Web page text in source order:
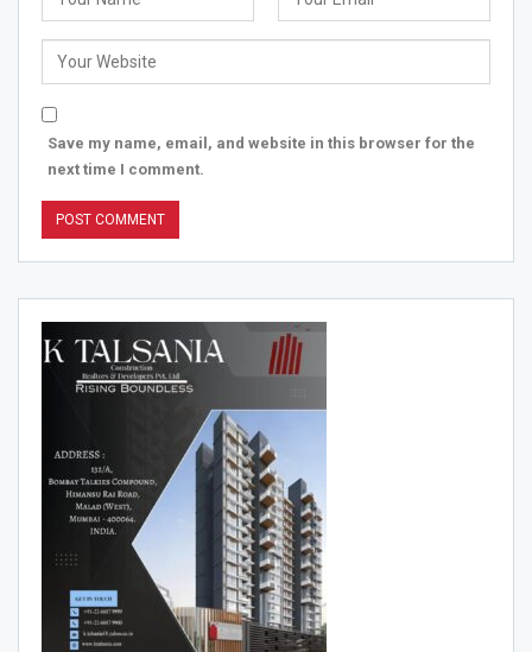
Save my name, email, and website in this browser for the
next time I comment.